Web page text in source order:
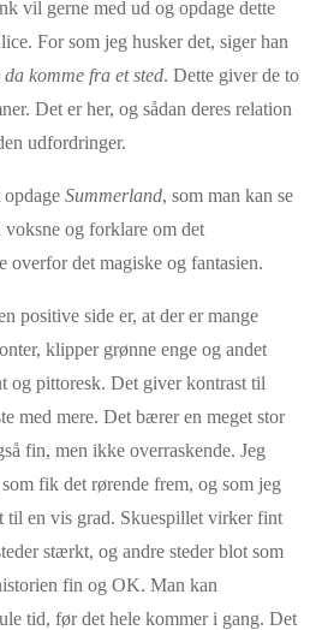
vil gerne med ud og opdage dette
For som jeg husker det, siger han
komme fra et sted. Dette giver de to
Det er her, og sådan deres relation
udfordringer.
opdage Summerland, som man kan se
og forklare om det
det magiske og fantasien.
positive side er, at der er mange
klipper grønne enge og andet
og pittoresk. Det giver kontrast til
med mere. Det bærer en meget stor
fin, men ikke overraskende. Jeg
fik det rørende frem, og som jeg
til en vis grad. Skuespillet virker fint
stærkt, og andre steder blot som
fin og OK. Man kan
tid, før det hele kommer i gang. Det